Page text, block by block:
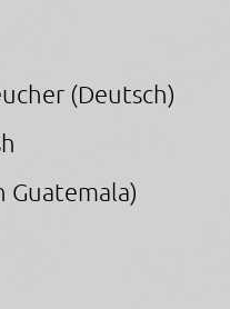
(Deutsch)
Guatemala)